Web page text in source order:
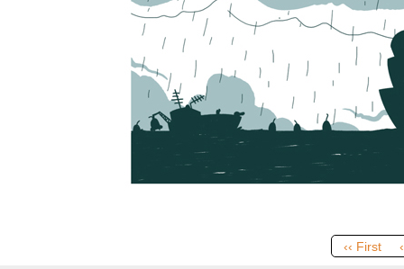
‹‹ First